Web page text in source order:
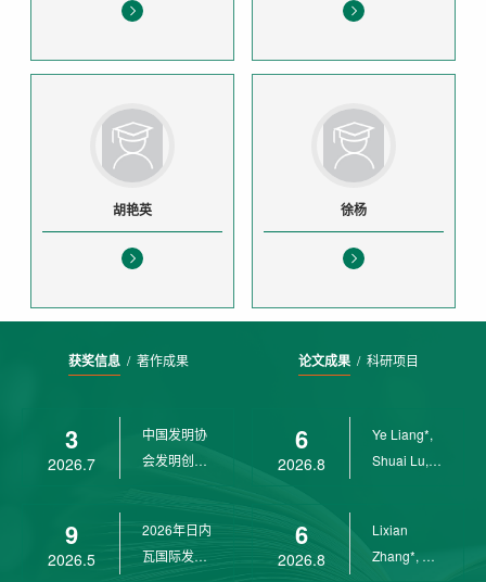
胡艳英 徐杨
获奖信息/ 著作成果
3
2026.7
中国发明协
会发明创业
9
2026.5
2026年日内
瓦国际发明
论文成果/ 科研项目
6
2026.8
Ye Liang*,
Shuai Lu,
6
2026.8
Lixian
Zhang*, Ye